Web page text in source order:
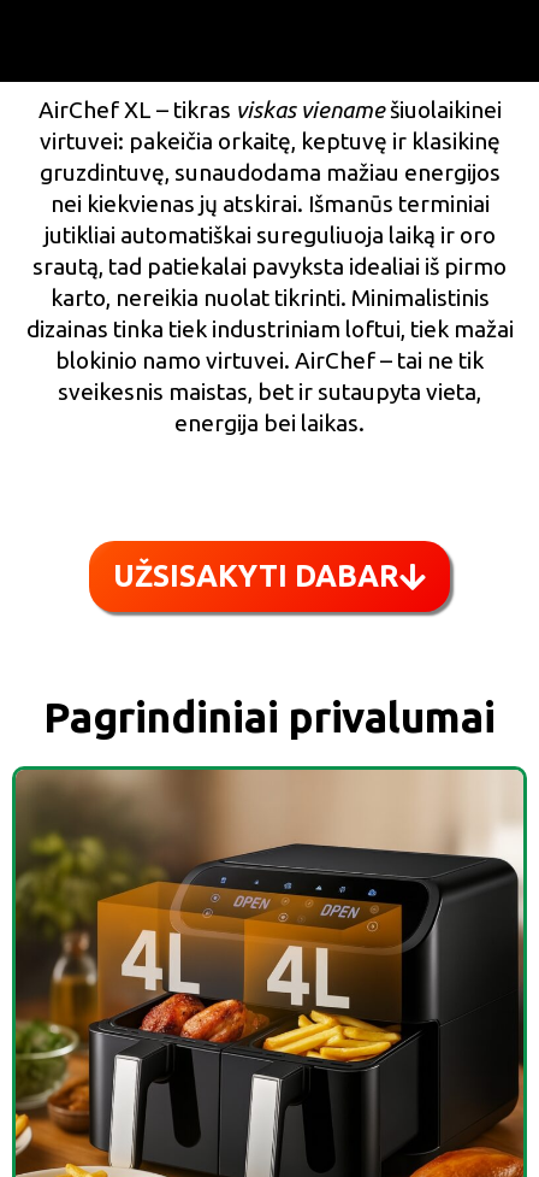
AirChef XL – tikras viskas vienamešiuolaikinei
virtuvei: pakeičia orkaitę, keptuvę ir klasikinę
gruzdintuvę, sunaudodama mažiau energijos
nei kiekvienas jų atskirai. Išmanūs terminiai
jutikliai automatiškai sureguliuoja laiką ir oro
srautą, tad patiekalai pavyksta idealiai iš pirmo
karto, nereikia nuolat tikrinti. Minimalistinis
dizainas tinka tiek industriniam loftui, tiek mažai
blokinio namo virtuvei. AirChef – tai ne tik
sveikesnis maistas, bet ir sutaupyta vieta,
energija bei laikas.
UŽSISAKYTI DABAR
Pagrindiniai privalumai